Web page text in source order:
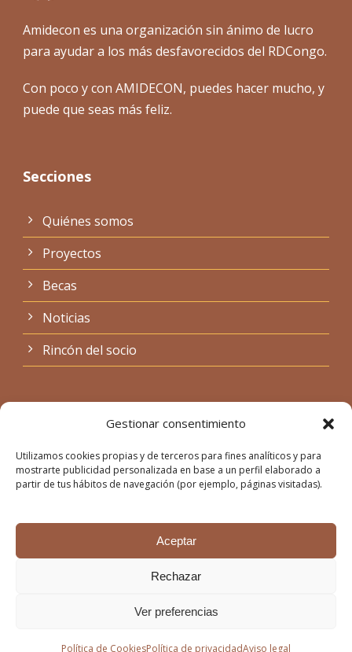
Gestionar consentimiento
Utilizamos cookies propias y de terceros para fines analíticos y para
mostrarte publicidad personalizada en base a un perfil elaborado a
partir de tus hábitos de navegación (por ejemplo, páginas visitadas).
Aceptar
Rechazar
Ver preferencias
Política de CookiesPolítica de privacidadAviso legal
Amidecon es una organización sin ánimo de lucro
para ayudar a los más desfavorecidos del RDCongo.
Con poco y con AMIDECON, puedes hacer mucho, y
puede que seas más feliz.
Secciones
Quiénes somos
Proyectos
Becas
Noticias
Rincón del socio
Política de Cookies
MimeduWeb Design